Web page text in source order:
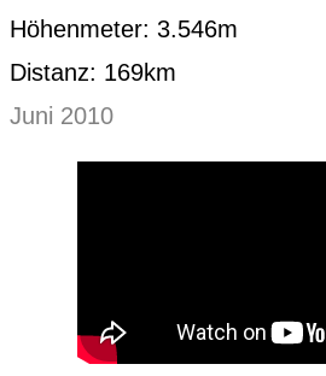
Höhenmeter: 3.546m
Distanz: 169km
Juni 2010